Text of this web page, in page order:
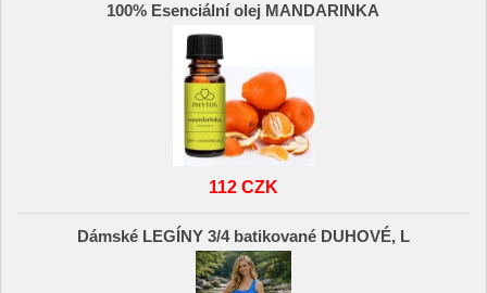
100% Esenciální olej MANDARINKA
112 CZK
Dámské LEGÍNY 3/4 batikované DUHOVÉ, L